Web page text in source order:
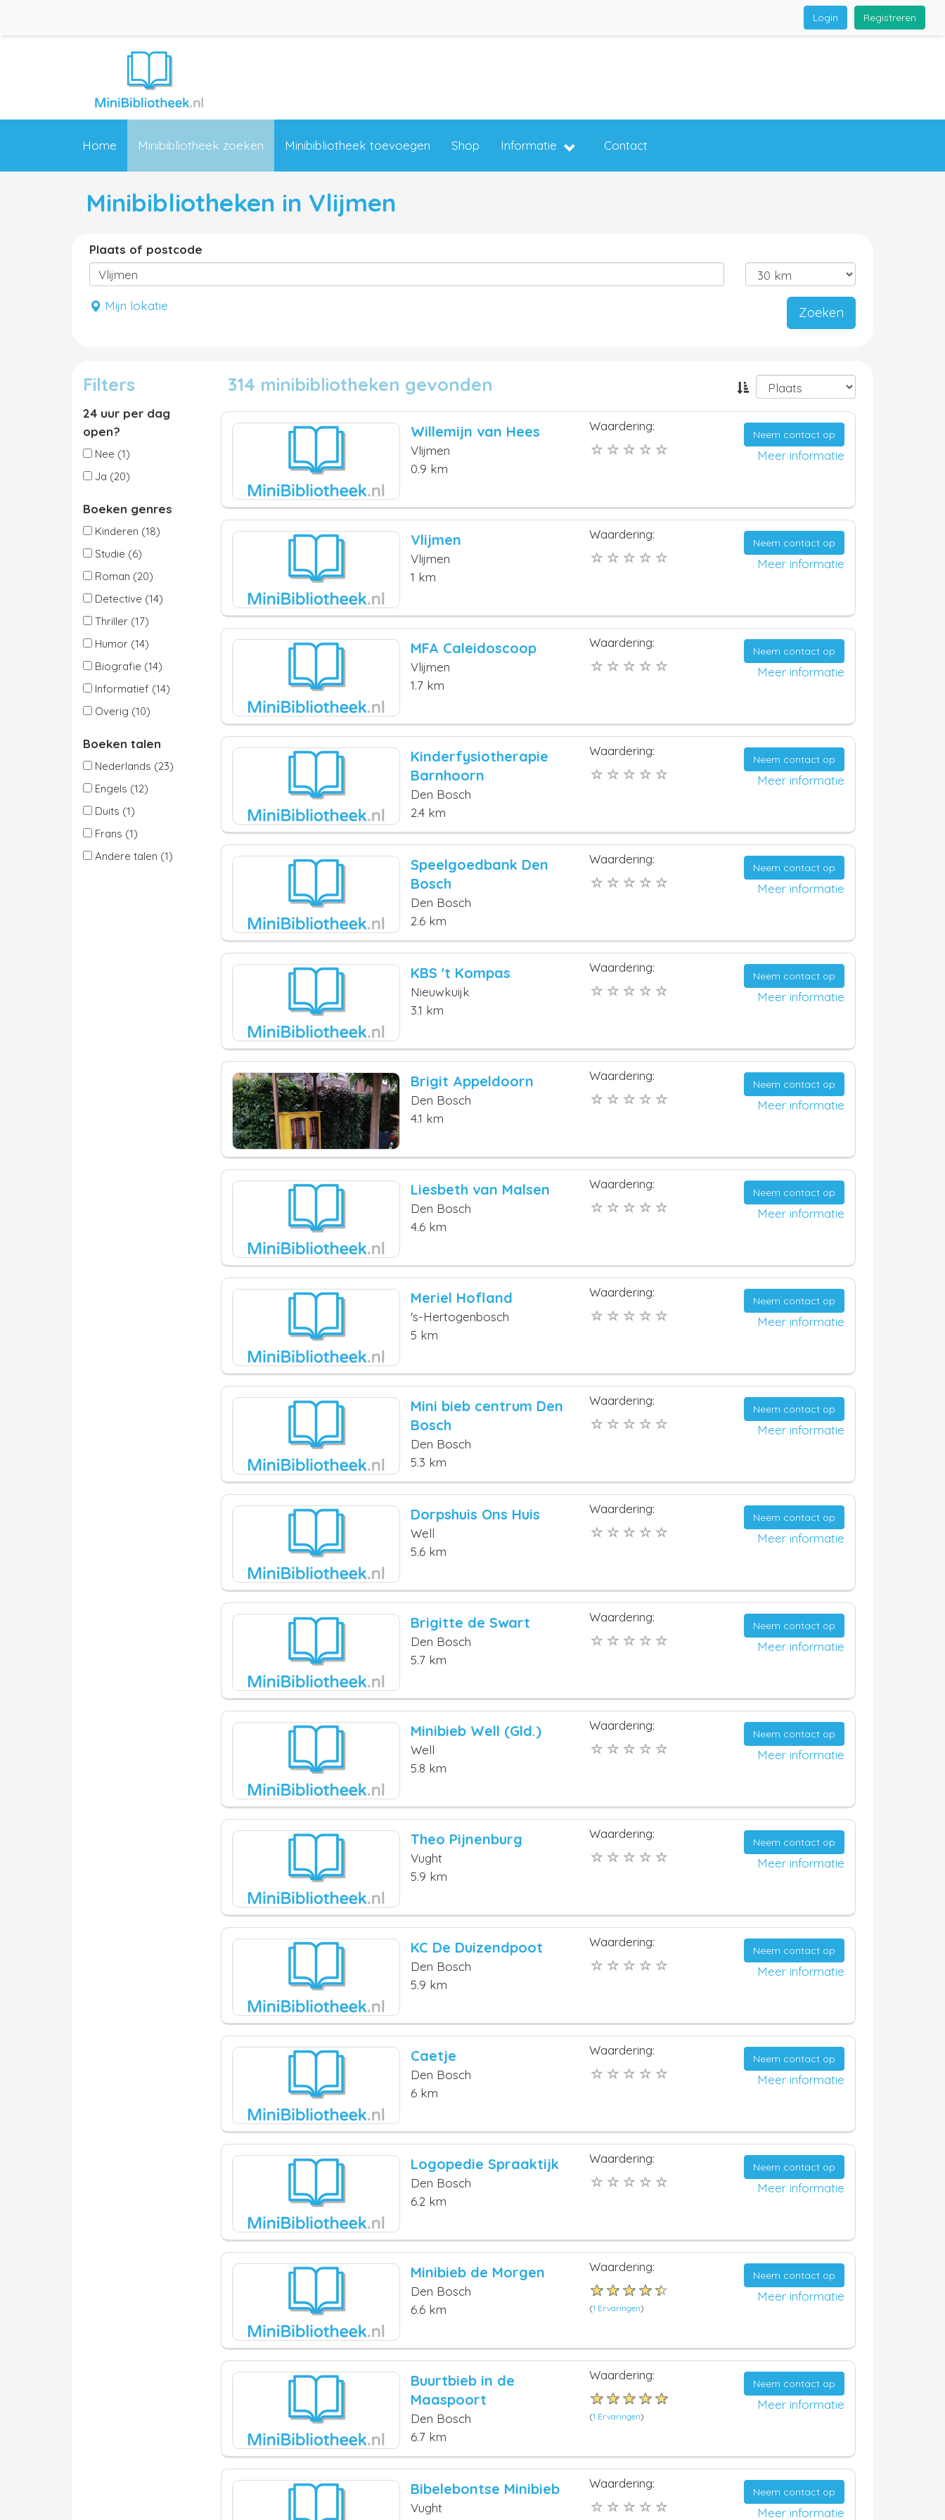
Registreren
Login
Home Minibibliotheek zoeken Minibibliotheek toevoegen Shop Informatie Contact
Minibibliotheken in Vlijmen
Plaats of postcode
Mijn lokatie Zoeken
Filters
24 uur per dag
open?
Nee (1)
Ja (20)
Boeken genres
Kinderen (18)
Studie (6)
Roman (20)
Detective (14)
Thriller (17)
Humor (14)
Biografie (14)
Informatief (14)
Overig (10)
Boeken talen
Nederlands (23)
Engels (12)
Duits (1)
Frans (1)
Andere talen (1)
314 minibibliotheken gevonden
Willemijn van Hees
Vlijmen
0.9 km
Waardering:
Neem contact op
Meer informatie
Vlijmen
Vlijmen
1 km
Waardering:
Neem contact op
Meer informatie
MFA Caleidoscoop
Vlijmen
1.7 km
Waardering:
Neem contact op
Meer informatie
Kinderfysiotherapie
Barnhoorn
Den Bosch
2.4 km
Waardering:
Neem contact op
Meer informatie
Speelgoedbank Den
Bosch
Den Bosch
2.6 km
Waardering:
Neem contact op
Meer informatie
KBS 't Kompas
Nieuwkuijk
3.1 km
Waardering:
Neem contact op
Meer informatie
Brigit Appeldoorn
Den Bosch
4.1 km
Waardering:
Neem contact op
Meer informatie
Liesbeth van Malsen
Den Bosch
4.6 km
Waardering:
Neem contact op
Meer informatie
Meriel Hofland
's-Hertogenbosch
5 km
Waardering:
Neem contact op
Meer informatie
Mini bieb centrum Den
Bosch
Den Bosch
5.3 km
Waardering:
Neem contact op
Meer informatie
Dorpshuis Ons Huis
Well
5.6 km
Waardering:
Neem contact op
Meer informatie
Brigitte de Swart
Den Bosch
5.7 km
Waardering:
Neem contact op
Meer informatie
Minibieb Well (Gld.)
Well
5.8 km
Waardering:
Neem contact op
Meer informatie
Theo Pijnenburg
Vught
5.9 km
Waardering:
Neem contact op
Meer informatie
KC De Duizendpoot
Den Bosch
5.9 km
Waardering:
Neem contact op
Meer informatie
Caetje
Den Bosch
6 km
Waardering:
Neem contact op
Meer informatie
Logopedie Spraaktijk
Den Bosch
6.2 km
Waardering:
Neem contact op
Meer informatie
Minibieb de Morgen
Den Bosch
6.6 km
Waardering:
(1 Ervaringen)
Neem contact op
Meer informatie
Buurtbieb in de
Maaspoort
Den Bosch
6.7 km
Waardering:
(1 Ervaringen)
Neem contact op
Meer informatie
Bibelebontse Minibieb
Vught
Waardering:
Neem contact op
Meer informatie